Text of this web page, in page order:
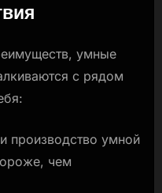
умные
с рядом
производство умной
чем